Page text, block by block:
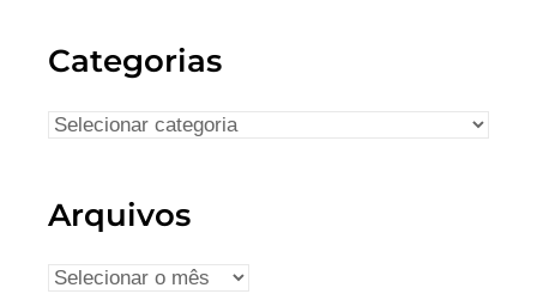
Categorias
Arquivos